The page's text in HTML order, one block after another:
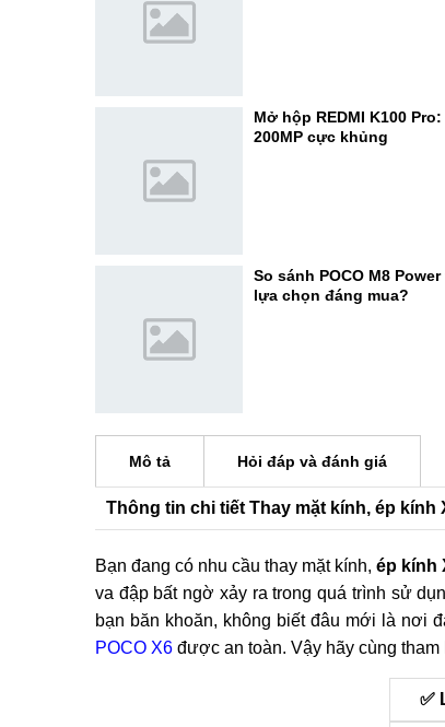
Mở hộp REDMI K100
200MP cực khủng
So sánh POCO M8
lựa chọn đáng mua?
Mô tả Hỏi đáp và đánh giá
Thông tin chi tiết Thay mặt kính, ép kính
Bạn đang có nhu cầu thay mặt kính,ép kính
va đập bất ngờ xảy ra trong quá trình sử
bạn băn khoăn, không biết đâu mới là nơi
POCO X6 được an toàn. Vậy hãy cùng
✅